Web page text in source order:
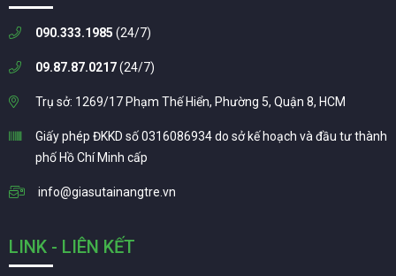
090.333.1985 (24/7)
09.87.87.0217(24/7)
Trụ sở: 1269/17 Phạm Thế Hiển, Phường 5, Quận 8, HCM
Giấy phép ĐKKD số 0316086934 do sở kế hoạch và đầu tư thành
phố Hồ Chí Minh cấp
info@giasutainangtre.vn
LINK - LIÊN KẾT